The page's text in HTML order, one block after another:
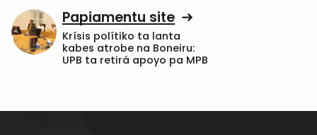
Papiamentu site
Krísis polítiko ta lanta
kabes atrobe na Boneiru:
UPB ta retirá apoyo pa MPB